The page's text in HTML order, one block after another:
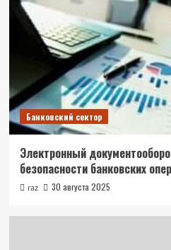
Банковский сектор
Электронный
безопасности банковских
raz 30 августа 2025